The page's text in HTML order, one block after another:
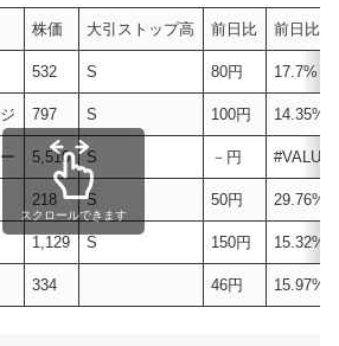
株価 大引ストップ高 前日比 前日比
532 S 80円 17.7%
797 S 100円 14.35%
5,510 S －円 #VALUE!
218 S 50円 29.76%
1,129 S 150円 15.32%
334 46円 15.97%
スクロールできます